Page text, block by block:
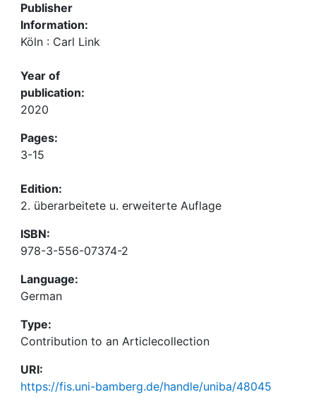
Publisher
Information:
Köln : Carl Link
Year of
publication:
2020
Pages:
3-15
Edition:
2. überarbeitete u. erweiterte Auflage
ISBN:
978-3-556-07374-2
Language:
German
Type:
Contribution to an Articlecollection
URI:
https://fis.uni-bamberg.de/handle/uniba/48045